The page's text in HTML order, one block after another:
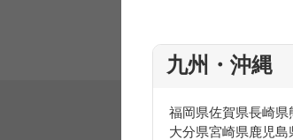
九州・沖縄
福岡県佐賀県長崎県
大分県宮崎県鹿児島